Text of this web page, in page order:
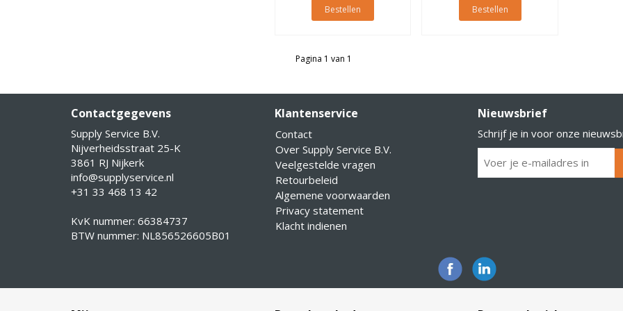
Bestellen Bestellen
Pagina 1 van 1
Contactgegevens
Supply Service B.V.
Nijverheidsstraat 25-K
3861 RJ Nijkerk
info@supplyservice.nl
+31 33 468 13 42
KvK nummer: 66384737
BTW nummer: NL856526605B01
Klantenservice
Contact
Over Supply Service B.V.
Veelgestelde vragen
Retourbeleid
Algemene voorwaarden
Privacy statement
Klacht indienen
Nieuwsbrief
Schrijf je in voor onze